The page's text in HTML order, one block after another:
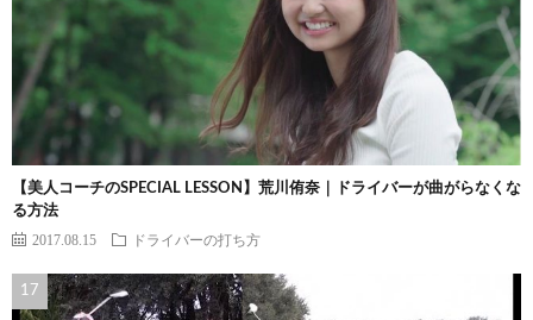
【美人コーチのSPECIAL LESSON】荒川侑奈｜ドライバーが曲がらなくな
る方法
2017.08.15 ドライバーの打ち方